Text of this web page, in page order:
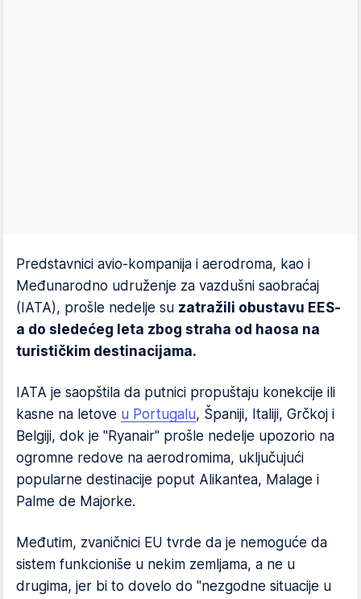
Predstavnici avio-kompanija i aerodroma, kao i
Međunarodno udruženje za vazdušni saobraćaj
(IATA), prošle nedelje su zatražili obustavu EES-
a do sledećeg leta zbog straha od haosa na
turističkim destinacijama.
IATA je saopštila da putnici propuštaju konekcije ili
kasne na letove u Portugalu, Španiji, Italiji, Grčkoj i
Belgiji, dok je "Ryanair" prošle nedelje upozorio na
ogromne redove na aerodromima, uključujući
popularne destinacije poput Alikantea, Malage i
Palme de Majorke.
Međutim, zvaničnici EU tvrde da je nemoguće da
sistem funkcioniše u nekim zemljama, a ne u
drugima, jer bi to dovelo do "nezgodne situacije u